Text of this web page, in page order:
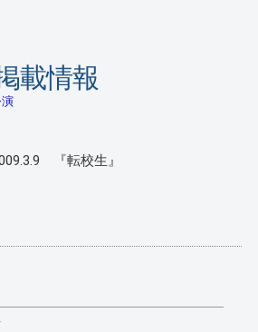
載情報
演
『転校生』